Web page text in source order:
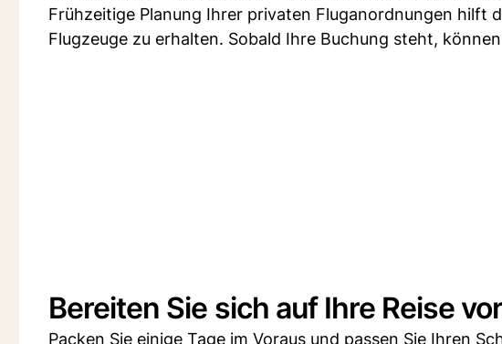
Frühzeitige Planung Ihrer privaten Fluganordnungen hilft
Flugzeuge zu erhalten. Sobald Ihre Buchung steht,
Bereiten Sie sich auf Ihre Reise vor
Packen Sie einige Tage im Voraus und passen Sie Ihren